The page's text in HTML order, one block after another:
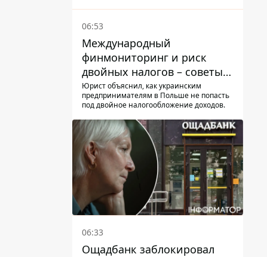
06:53
Международный
финмониторинг и риск
двойных налогов – советы
украинцам в Польше
Юрист объяснил, как украинским
предпринимателям в Польше не попасть
под двойное налогообложение доходов.
06:33
Ощадбанк заблокировал